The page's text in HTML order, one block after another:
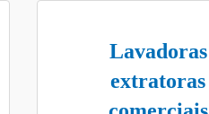
Lavadoras
extratoras